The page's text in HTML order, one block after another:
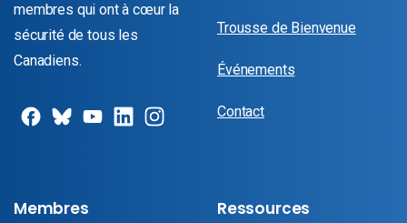
membres qui ont à cœur la
sécurité de tous les
Canadiens.
Trousse de Bienvenue
Événements
Contact
Membres Ressources